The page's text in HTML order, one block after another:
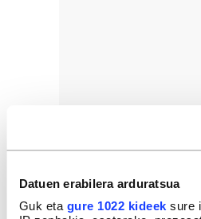
Datuen erabilera arduratsua
Guk eta gure 1022 kideek sure